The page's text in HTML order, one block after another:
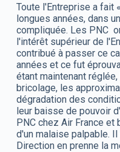
Toute l'Entreprise a fait
longues années, dans
compliquée. Les PNC
l'intérêt supérieur de
contribué à passer ce
années et ce fut
étant maintenant
bricolage, les
dégradation des
leur baisse de pouvoir
PNC chez Air France
d'un malaise palpable.
Direction en prenne la